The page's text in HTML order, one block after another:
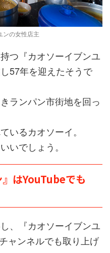
ンの女性店主
つ『カオソーイブンユ
57年を迎えたそうで
ランパン市街地を回っ
いるカオソーイ。
いでしょう。
』はYouTubeでも
、『カオソーイブンユ
ャンネルでも取り上げ